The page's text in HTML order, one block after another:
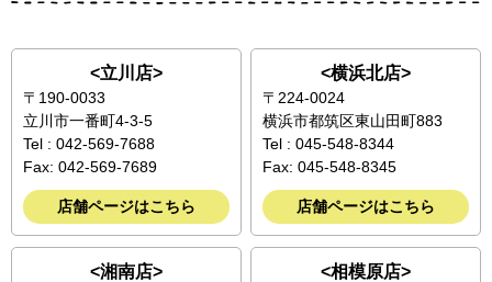
<立川店>
〒190-0033
立川市一番町4-3-5
Tel : 042-569-7688
Fax: 042-569-7689
店舗ページはこちら
<横浜北店>
〒224-0024
横浜市都筑区東山田町883
Tel : 045-548-8344
Fax: 045-548-8345
店舗ページはこちら
<湘南店> <相模原店>